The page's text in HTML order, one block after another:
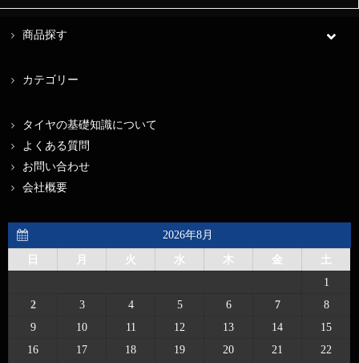
商品探す
カテゴリー
タイヤの基礎知識について
よくある質問
お問い合わせ
会社概要
2026年8月
日 月 火 水 木 金
土
1
2
3 4 5 6 7
8
9
10 11 12 13 14
15
16
17 18 19 20 21 22